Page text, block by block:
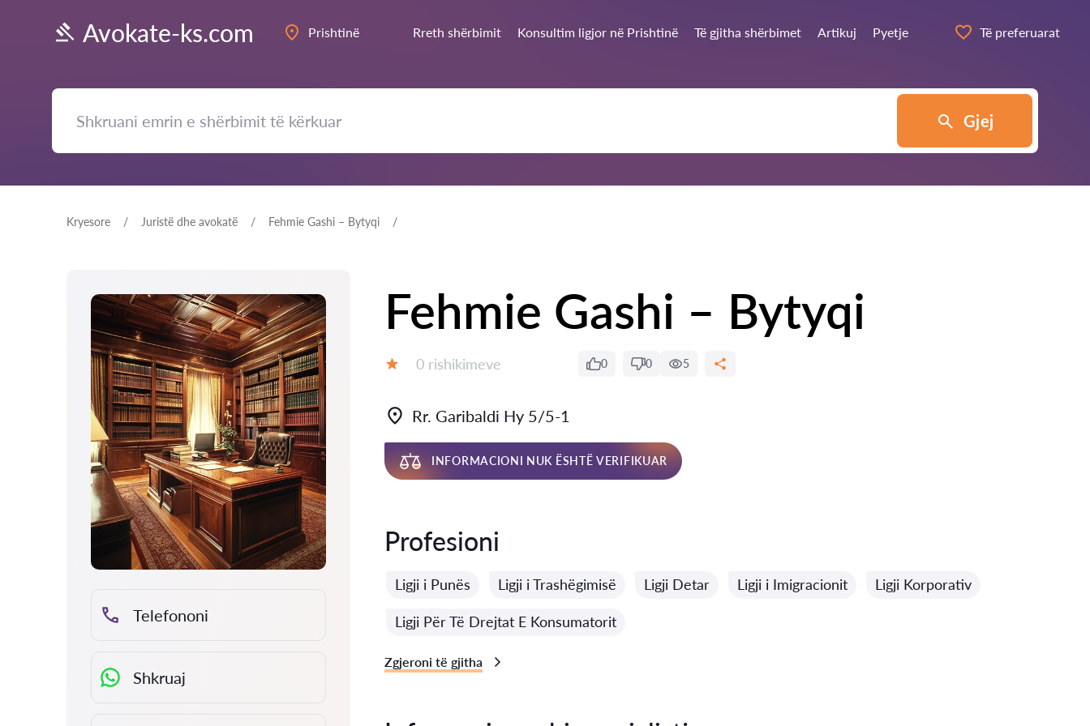
Avokate-ks.com Prishtinë Rreth shërbimit Konsultim ligjor në Prishtinë Të gjitha shërbimet Artikuj Pyetje Të preferuarat
Gjej
Kryesore Juristë dhe avokatë Fehmie Gashi – Bytyqi
Telefononi
Shkruaj
Fehmie Gashi – Bytyqi
Rishikime:
0 rishikimeve 0 0 5
Rr. Garibaldi Hy 5/5-1
INFORMACIONI NUK ËSHTË VERIFIKUAR
Profesioni
Ligji i Punës Ligji i Trashëgimisë Ligji Detar Ligji i Imigracionit Ligji Korporativ
Ligji Për Të Drejtat E Konsumatorit
Zgjeroni të gjitha